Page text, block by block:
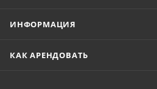
ИНФОРМАЦИЯ
КАК АРЕНДОВАТЬ